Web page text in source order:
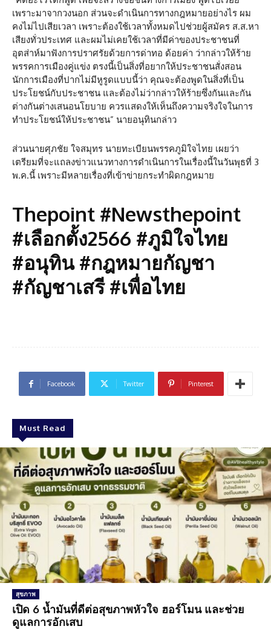
เพราะมาจากวงนอก ส่วนจะดำเนินการทางกฎหมายอย่างไร ผม
คงไม่ไปเสียเวลา เพราะต้องใช้เวลาทั้งหมดไปช่วยผู้สมัคร ส.ส.หา
เสียงทั่วประเทศ และผมไม่เคยใช้เวลาที่มีค่าของประชาชนที่
อุตส่าห์มาฟังการปราศรัยด้วยการด่าทอ ด้อยค่า ว่ากล่าวให้ร้าย
พรรคการเมืองคู่แข่ง ตรงนี้เป็นสิ่งที่อยากให้ประชาชนสั่งสอน
นักการเมืองที่ปากไม่มีหูรูดแบบนี้ว่า คุณจะต้องพูดในสิ่งที่เป็น
ประโยชน์กับประชาชน และต้องไม่ว่ากล่าวให้ร้ายซึ่งกันและกัน
ต่างกันต่างเสนอนโยบาย ควรแสดงให้เห็นถึงความจริงใจในการ
ทำประโยชน์ให้ประชาชน” นายอนุทินกล่าว
ส่วนนายศุภชัย ใจสมุทร นายทะเบียนพรรคภูมิใจไทย เผยว่า
เตรียมที่จะแถลงข่าวแนวทางการดำเนินการในเรื่องนี้ในวันพุธที่ 3
พ.ค.นี้ เพราะมีหลายเรื่องที่เข้าข่ายกระทำผิดกฎหมาย
Thepoint #Newsthepoint
#เลือกตั้ง2566 #ภูมิใจไทย
#อนุทิน #กฎหมายกัญชา
#กัญชาเสรี #เพื่อไทย
Facebook Twitter Pinterest
Must Read
สุขภาพ
เปิด 6 น้ำมันที่ดีต่อสุขภาพหัวใจ ฮอร์โมน และช่วย
ดูแลการอักเสบ